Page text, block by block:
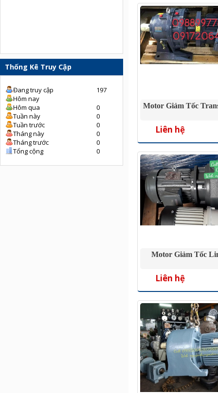
Thống Kê Truy Cập
Đang truy cập
197
Hôm nay
Hôm qua
0
Tuần này
0
Tuần trước
0
Tháng này
0
Tháng trước
0
Tổng cộng
0
Motor Giảm Tốc
Liên hệ
Motor Giảm Tốc
Liên hệ